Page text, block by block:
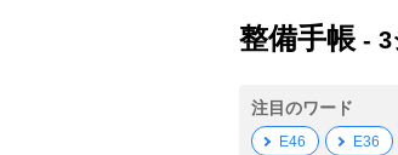
整備手帳 - 3
注目のワード
E46 E36